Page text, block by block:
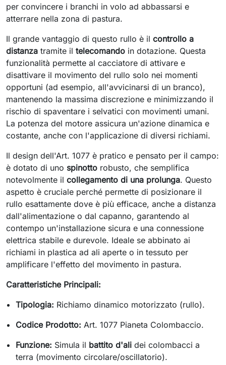
per convincere i branchi in volo ad abbassarsi e
atterrare nella zona di pastura.
Il grande vantaggio di questo rullo è il controllo a
distanza tramite il telecomando in dotazione. Questa
funzionalità permette al cacciatore di attivare e
disattivare il movimento del rullo solo nei momenti
opportuni (ad esempio, all'avvicinarsi di un branco),
mantenendo la massima discrezione e minimizzando il
rischio di spaventare i selvatici con movimenti umani.
La potenza del motore assicura un'azione dinamica e
costante, anche con l'applicazione di diversi richiami.
Il design dell'Art. 1077 è pratico e pensato per il campo:
è dotato di uno spinotto robusto, che semplifica
notevolmente il collegamento di una prolunga. Questo
aspetto è cruciale perché permette di posizionare il
rullo esattamente dove è più efficace, anche a distanza
dall'alimentazione o dal capanno, garantendo al
contempo un'installazione sicura e una connessione
elettrica stabile e durevole. Ideale se abbinato ai
richiami in plastica ad ali aperte o in tessuto per
amplificare l'effetto del movimento in pastura.
Caratteristiche Principali:
Tipologia: Richiamo dinamico motorizzato (rullo).
Codice Prodotto: Art. 1077 Pianeta Colombaccio.
Funzione: Simula il battito d'ali dei colombacci a
terra (movimento circolare/oscillatorio).